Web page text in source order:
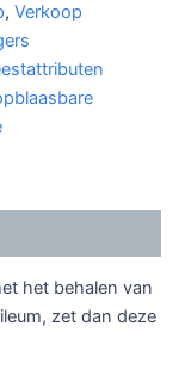
,Verkoop
het behalen van
zet dan deze